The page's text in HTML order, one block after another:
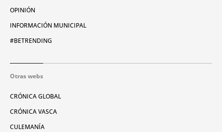
OPINIÓN
INFORMACIÓN MUNICIPAL
#BETRENDING
Otras webs
CRÓNICA GLOBAL
CRÓNICA VASCA
CULEMANÍA